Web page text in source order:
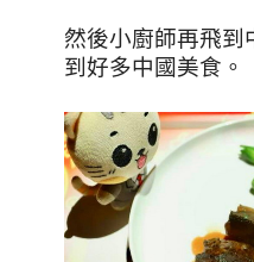
然後小廚師再飛到
到好多中國美食。